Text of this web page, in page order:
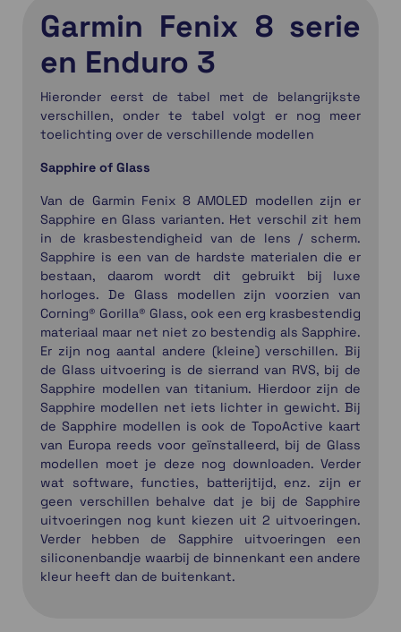
Garmin Fenix 8 serie
en Enduro 3
Hieronder eerst de tabel met de belangrijkste
verschillen, onder te tabel volgt er nog meer
toelichting over de verschillende modellen
Sapphire of Glass
Van de Garmin Fenix 8 AMOLED modellen zijn er
Sapphire en Glass varianten. Het verschil zit hem
in de krasbestendigheid van de lens / scherm.
Sapphire is een van de hardste materialen die er
bestaan, daarom wordt dit gebruikt bij luxe
horloges. De Glass modellen zijn voorzien van
Corning® Gorilla® Glass, ook een erg krasbestendig
materiaal maar net niet zo bestendig als Sapphire.
Er zijn nog aantal andere (kleine) verschillen. Bij
de Glass uitvoering is de sierrand van RVS, bij de
Sapphire modellen van titanium. Hierdoor zijn de
Sapphire modellen net iets lichter in gewicht. Bij
de Sapphire modellen is ook de TopoActive kaart
van Europa reeds voor geïnstalleerd, bij de Glass
modellen moet je deze nog downloaden. Verder
wat software, functies, batterijtijd, enz. zijn er
geen verschillen behalve dat je bij de Sapphire
uitvoeringen nog kunt kiezen uit 2 uitvoeringen.
Verder hebben de Sapphire uitvoeringen een
siliconenbandje waarbij de binnenkant een andere
kleur heeft dan de buitenkant.